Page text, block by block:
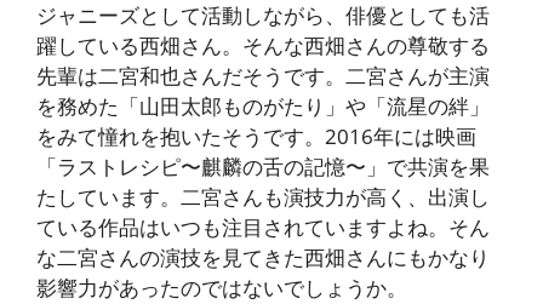
ジャニーズとして活動しながら、俳優としても活
躍している西畑さん。そんな西畑さんの尊敬する
先輩は二宮和也さんだそうです。二宮さんが主演
を務めた「山田太郎ものがたり」や「流星の絆」
をみて憧れを抱いたそうです。2016年には映画
「ラストレシピ〜麒麟の舌の記憶〜」で共演を果
たしています。二宮さんも演技力が高く、出演し
ている作品はいつも注目されていますよね。そん
な二宮さんの演技を見てきた西畑さんにもかなり
影響力があったのではないでしょうか。